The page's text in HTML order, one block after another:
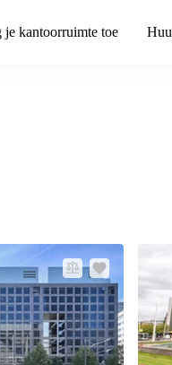
je kantoorruimte toe